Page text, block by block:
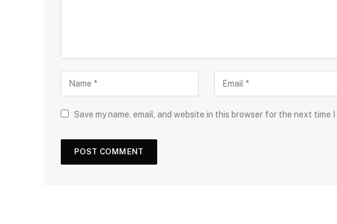
Save my name, email, and website in this browser for the next time I